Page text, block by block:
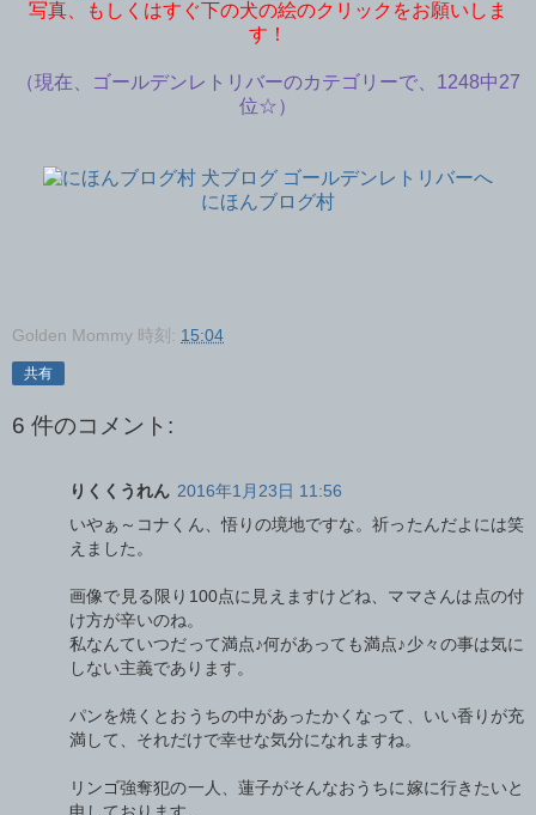
写真、もしくはすぐ下の犬の絵のクリックをお願いしま
す！
（現在、ゴールデンレトリバーのカテゴリーで、1248中27
位☆）
にほんブログ村
Golden Mommy 時刻: 15:04
共有
6 件のコメント:
りくくうれん 2016年1月23日 11:56
いやぁ～コナくん、悟りの境地ですな。祈ったんだよには笑
えました。
画像で見る限り100点に見えますけどね、ママさんは点の付
け方が辛いのね。
私なんていつだって満点♪何があっても満点♪少々の事は気に
しない主義であります。
パンを焼くとおうちの中があったかくなって、いい香りが充
満して、それだけで幸せな気分になれますね。
リンゴ強奪犯の一人、蓮子がそんなおうちに嫁に行きたいと